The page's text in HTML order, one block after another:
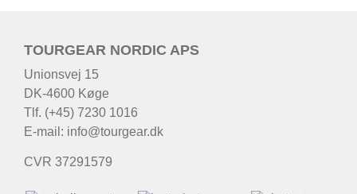
TOURGEAR NORDIC APS
Unionsvej 15
DK-4600 Køge
Tlf. (+45) 7230 1016
E-mail: info@tourgear.dk
CVR 37291579